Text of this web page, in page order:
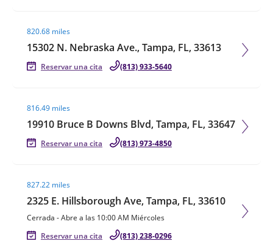
820.68 miles
15302 N. Nebraska Ave., Tampa, FL, 33613
Reservar una cita (813) 933-5640
816.49 miles
19910 Bruce B Downs Blvd, Tampa, FL, 33647
Reservar una cita (813) 973-4850
827.22 miles
2325 E. Hillsborough Ave, Tampa, FL, 33610
Cerrada -Abre a las 10:00 AM Miércoles
Reservar una cita
(813) 238-0296